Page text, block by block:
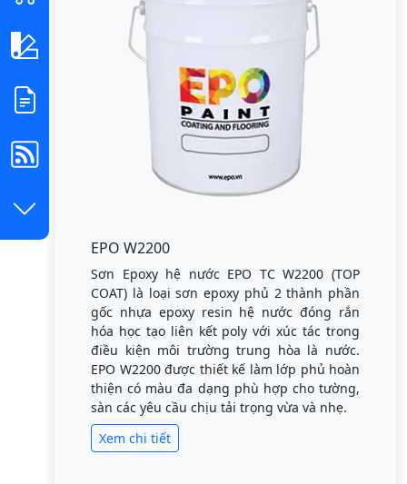
EPO W2200
Sơn Epoxy hệ nước EPO TC W2200 (TOP
COAT) là loại sơn epoxy phủ 2 thành phần
gốc nhựa epoxy resin hệ nước đóng rắn
hóa học tạo liên kết poly với xúc tác trong
điều kiện môi trường trung hòa là nước.
EPO W2200 được thiết kế làm lớp phủ hoàn
thiện có màu đa dạng phù hợp cho tường,
sàn các yêu cầu chịu tải trọng vừa và nhẹ.
Xem chi tiết